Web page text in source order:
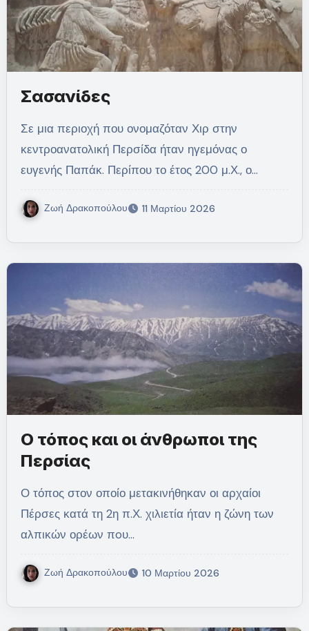
Σασανίδες
Σε μια περιοχή που ονομαζόταν Χιρ στην
κεντροανατολική Περσίδα ήταν ηγεμόνας ο
ευγενής Παπάκ. Περίπου το έτος 200 μ.Χ., ο…
Ζωή Δρακοπούλου 11 Μαρτίου 2026
Ο τόπος και οι άνθρωποι της
Περσίας
Ο τόπος στον οποίο μετακινήθηκαν οι αρχαίοι
Πέρσες κατά τη 2η π.Χ. χιλιετία ήταν η ζώνη των
αλπικών ορέων πoυ…
Ζωή Δρακοπούλου 10 Μαρτίου 2026